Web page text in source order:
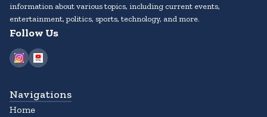
information about various topics, including current events,
entertainment, politics, sports, technology, and more.
Follow Us
Navigations
Home